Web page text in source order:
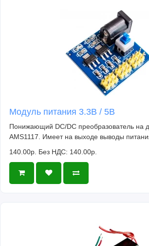
Модуль питания 3.3В / 5В
Понижающий DC/DC преобразователь на
AMS1117. Имеет на выходе выводы
140.00р. Без НДС: 140.00р.